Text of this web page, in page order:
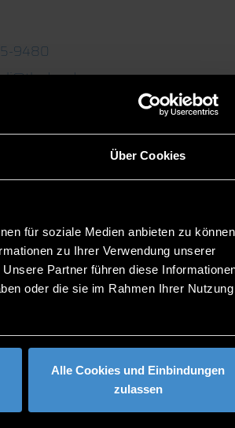
Über Cookies
für soziale Medien anbieten zu können
zu Ihrer Verwendung unserer
Partner führen diese
oder die sie im Rahmen Ihrer Nutzung
Alle Cookies und Einbindungen
zulassen
9480